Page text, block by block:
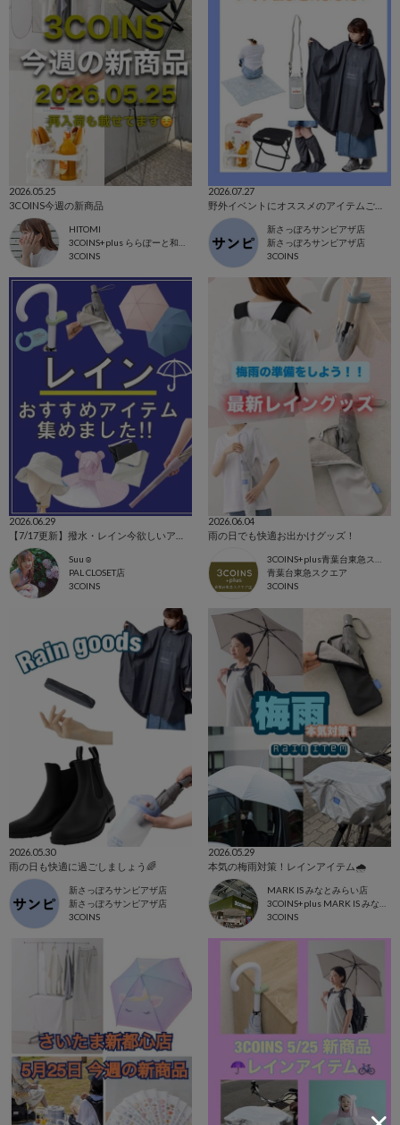
2026.05.25
3COINS今週の新商品
HITOMI
3COINS
2026.07.27
野外イベントにオススメのアイテムご紹介☁️
新さっぽろサンピアザ店
新さっぽろサンピアザ店
3COINS
2026.06.29
Suu☺︎
PAL CLOSET店
3COINS
2026.06.04
雨の日でも快適お出かけグッズ！
青葉台東急スクエア
3COINS
2026.05.30
雨の日も快適に過ごしましょう🌈
新さっぽろサンピアザ店
新さっぽろサンピアザ店
3COINS
2026.05.29
本気の梅雨対策！レインアイテム🌧️
MARK IS みなとみらい店
3COINS